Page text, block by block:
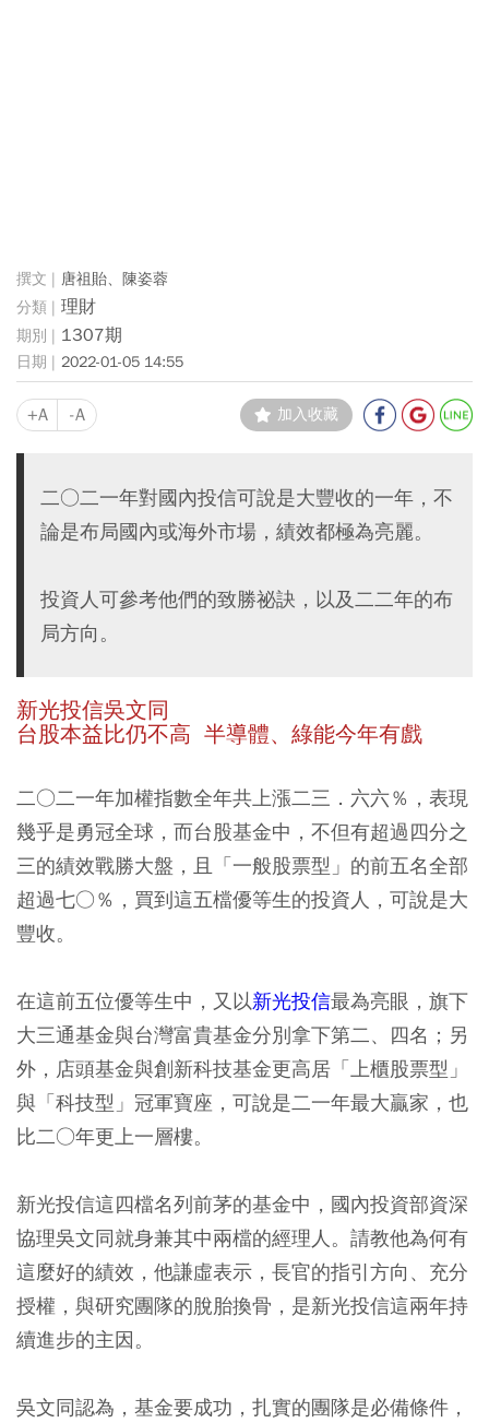
唐祖貽、陳姿蓉
理財
1307期
2022-01-05 14:55
+A -A 加入收藏
二○二一年對國內投信可說是大豐收的一年，不
論是布局國內或海外市場，績效都極為亮麗。
投資人可參考他們的致勝祕訣，以及二二年的布
局方向。
新光投信吳文同
台股本益比仍不高 半導體、綠能今年有戲
二○二一年加權指數全年共上漲二三．六六％，表現
幾乎是勇冠全球，而台股基金中，不但有超過四分之
三的績效戰勝大盤，且「一般股票型」的前五名全部
超過七○％，買到這五檔優等生的投資人，可說是大
豐收。
在這前五位優等生中，又以新光投信最為亮眼，旗下
大三通基金與台灣富貴基金分別拿下第二、四名；另
外，店頭基金與創新科技基金更高居「上櫃股票型」
與「科技型」冠軍寶座，可說是二一年最大贏家，也
比二○年更上一層樓。
新光投信這四檔名列前茅的基金中，國內投資部資深
協理吳文同就身兼其中兩檔的經理人。請教他為何有
這麼好的績效，他謙虛表示，長官的指引方向、充分
授權，與研究團隊的脫胎換骨，是新光投信這兩年持
續進步的主因。
吳文同認為，基金要成功，扎實的團隊是必備條件，